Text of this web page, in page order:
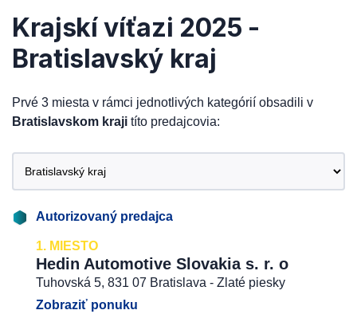
Krajskí víťazi 2025 -
Bratislavský kraj
Prvé 3 miesta v rámci jednotlivých kategórií obsadili v
Bratislavskom kraji títo predajcovia:
Autorizovaný predajca
1. MIESTO
Hedin Automotive Slovakia s. r. o
Tuhovská 5, 831 07 Bratislava - Zlaté piesky
Zobraziť ponuku